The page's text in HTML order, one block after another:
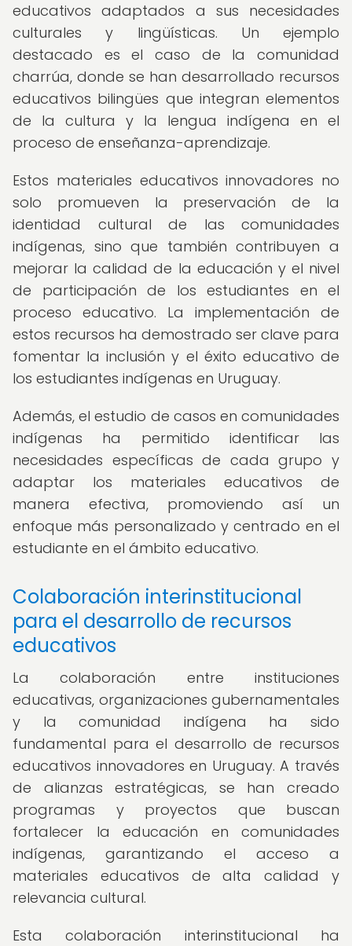
educativos adaptados a sus necesidades
culturales y lingüísticas. Un ejemplo
destacado es el caso de la comunidad
charrúa, donde se han desarrollado recursos
educativos bilingües que integran elementos
de la cultura y la lengua indígena en el
proceso de enseñanza-aprendizaje.
Estos materiales educativos innovadores no
solo promueven la preservación de la
identidad cultural de las comunidades
indígenas, sino que también contribuyen a
mejorar la calidad de la educación y el nivel
de participación de los estudiantes en el
proceso educativo. La implementación de
estos recursos ha demostrado ser clave para
fomentar la inclusión y el éxito educativo de
los estudiantes indígenas en Uruguay.
Además, el estudio de casos en comunidades
indígenas ha permitido identificar las
necesidades específicas de cada grupo y
adaptar los materiales educativos de
manera efectiva, promoviendo así un
enfoque más personalizado y centrado en el
estudiante en el ámbito educativo.
Colaboración interinstitucional
para el desarrollo de recursos
educativos
La colaboración entre instituciones
educativas, organizaciones gubernamentales
y la comunidad indígena ha sido
fundamental para el desarrollo de recursos
educativos innovadores en Uruguay. A través
de alianzas estratégicas, se han creado
programas y proyectos que buscan
fortalecer la educación en comunidades
indígenas, garantizando el acceso a
materiales educativos de alta calidad y
relevancia cultural.
Esta colaboración interinstitucional ha